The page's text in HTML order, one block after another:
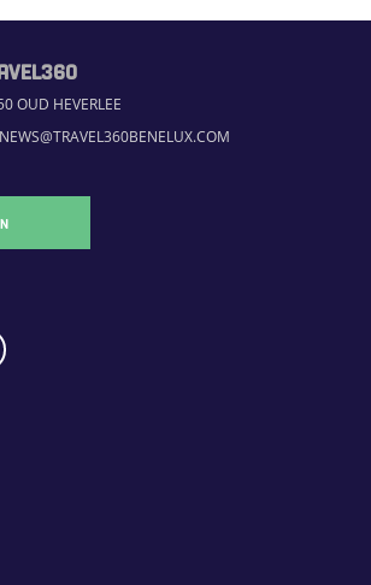
OUD HEVERLEE
NEWS@TRAVEL360BENELUX.COM